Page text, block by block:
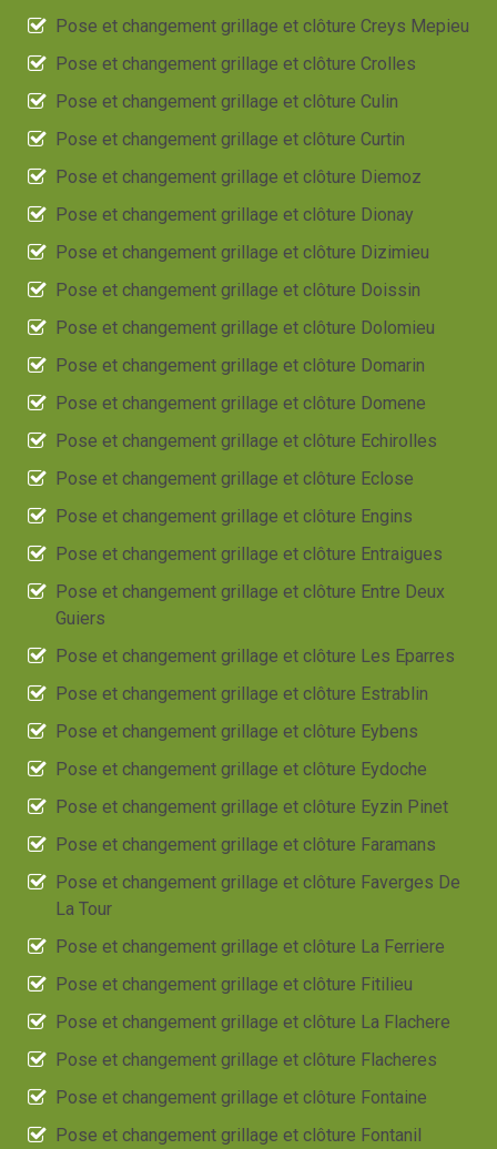
Pose et changement grillage et clôture Creys Mepieu
Pose et changement grillage et clôture Crolles
Pose et changement grillage et clôture Culin
Pose et changement grillage et clôture Curtin
Pose et changement grillage et clôture Diemoz
Pose et changement grillage et clôture Dionay
Pose et changement grillage et clôture Dizimieu
Pose et changement grillage et clôture Doissin
Pose et changement grillage et clôture Dolomieu
Pose et changement grillage et clôture Domarin
Pose et changement grillage et clôture Domene
Pose et changement grillage et clôture Echirolles
Pose et changement grillage et clôture Eclose
Pose et changement grillage et clôture Engins
Pose et changement grillage et clôture Entraigues
Pose et changement grillage et clôture Entre Deux
Guiers
Pose et changement grillage et clôture Les Eparres
Pose et changement grillage et clôture Estrablin
Pose et changement grillage et clôture Eybens
Pose et changement grillage et clôture Eydoche
Pose et changement grillage et clôture Eyzin Pinet
Pose et changement grillage et clôture Faramans
Pose et changement grillage et clôture Faverges De
La Tour
Pose et changement grillage et clôture La Ferriere
Pose et changement grillage et clôture Fitilieu
Pose et changement grillage et clôture La Flachere
Pose et changement grillage et clôture Flacheres
Pose et changement grillage et clôture Fontaine
Pose et changement grillage et clôture Fontanil